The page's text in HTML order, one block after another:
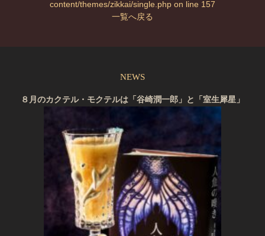
content/themes/zikkai/single.php on line 157
一覧へ戻る
NEWS
８月のカクテル・モクテルは「谷崎潤一郎」と「室生犀星」